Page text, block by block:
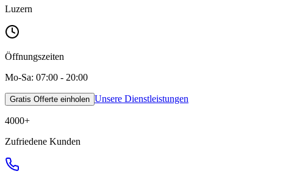
Luzern
Öffnungszeiten
Mo-Sa: 07:00 - 20:00
Gratis Offerte einholen Unsere Dienstleistungen
4000+
Zufriedene Kunden